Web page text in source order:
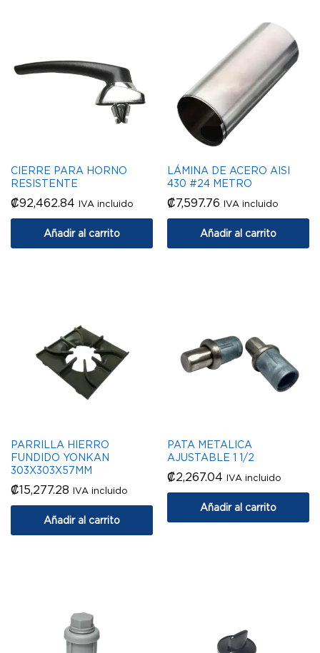
CIERRE PARA HORNO
RESISTENTE
₡92,462.84 IVA incluido
Añadir al carrito
LÁMINA DE ACERO AISI
430 #24 METRO
₡7,597.76 IVA incluido
Añadir al carrito
PARRILLA HIERRO
FUNDIDO YONKAN
303X303X57MM
₡15,277.28 IVA incluido
Añadir al carrito
PATA METALICA
AJUSTABLE 1 1/2
₡2,267.04 IVA incluido
Añadir al carrito